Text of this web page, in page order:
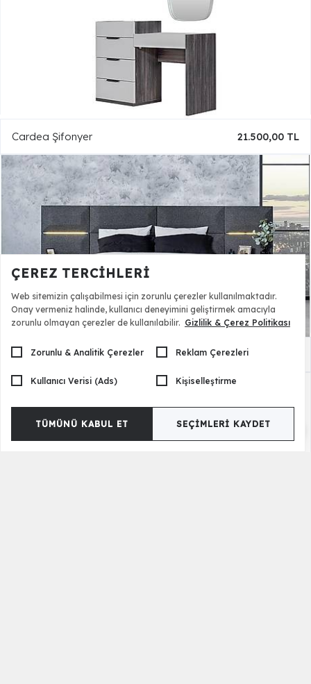
Cardea Şifonyer 21.500,00 TL
Cardea Bazalı Karyola ve Başlık 34.500,00 TL
ÇEREZ TERCIHLERI
Web sitemizin çalışabilmesi için zorunlu çerezler kullanılmaktadır.
Onay vermeniz halinde, kullanıcı deneyimini geliştirmek amacıyla
zorunlu olmayan çerezler de kullanılabilir. Gizlilik & Çerez Politikası
Zorunlu & Analitik Çerezler Reklam Çerezleri
Kullanıcı Verisi (Ads) Kişiselleştirme
TÜMÜNÜ KABUL ET SEÇIMLERI KAYDET